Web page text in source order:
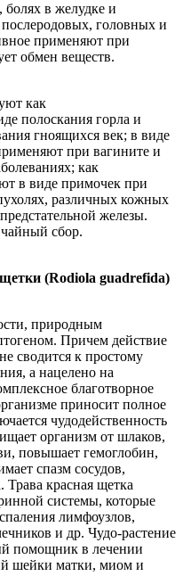
болях в желудке и
головных и
применяют при
обмен веществ.
как
полоскания горла и
гноящихся век; в виде
при вагините и
как
в виде примочек при
различных кожных
железы.
чайный сбор.
(Rodiola guadrefida)
природным
Причем действие
сводится к простому
а нацелено на
благотворное
приносит полное
чудодейственность
организм от шлаков,
повышает гемоглобин,
спазм сосудов,
Трава красная щетка
системы, которые
лимфоузлов,
и др. Чудо-растение
помощник в лечении
шейки матки, миом и